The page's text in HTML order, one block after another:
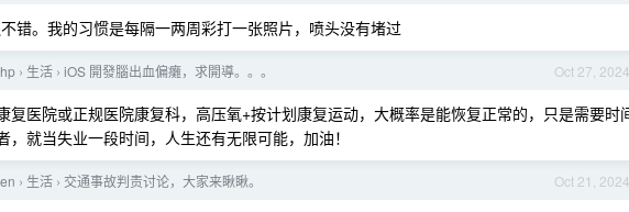
错。我的习惯是每隔一两周彩打一张照片，喷头没有堵过
Oct 27, 2024
› 生活 › iOS 開發腦出血偏癱，求開導。。。
复医院或正规医院康复科，高压氧+按计划康复运动，大概率是能恢复正常的，只是需要时
就当失业一段时间，人生还有无限可能，加油！
Oct 21, 2024
› 生活 › 交通事故判责讨论，大家来瞅瞅。